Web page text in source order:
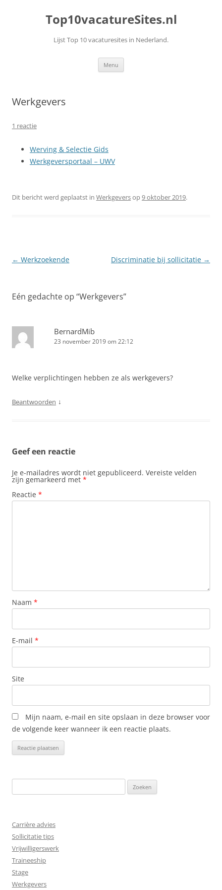
Top10vacatureSites.nl
Lijst Top 10 vacaturesites in Nederland.
Menu
Werkgevers
1 reactie
Werving & Selectie Gids
Werkgeversportaal – UWV
Dit bericht werd geplaatst in Werkgeversop9 oktober 2019.
Berichtnavigatie
← Werkzoekende Discriminatie bij sollicitatie →
Eén gedachte op “Werkgevers”
BernardMib
23 november 2019 om 22:12
Welke verplichtingen hebben ze als werkgevers?
Beantwoorden ↓
Geef een reactie
Je e-mailadres wordt niet gepubliceerd. Vereiste velden
zijn gemarkeerd met *
Reactie *
Naam *
E-mail *
Site
Mijn naam, e-mail en site opslaan in deze browser voor
de volgende keer wanneer ik een reactie plaats.
naar:
Carrière advies
Sollicitatie tips
Vrijwilligerswerk
Traineeship
Stage
Werkgevers